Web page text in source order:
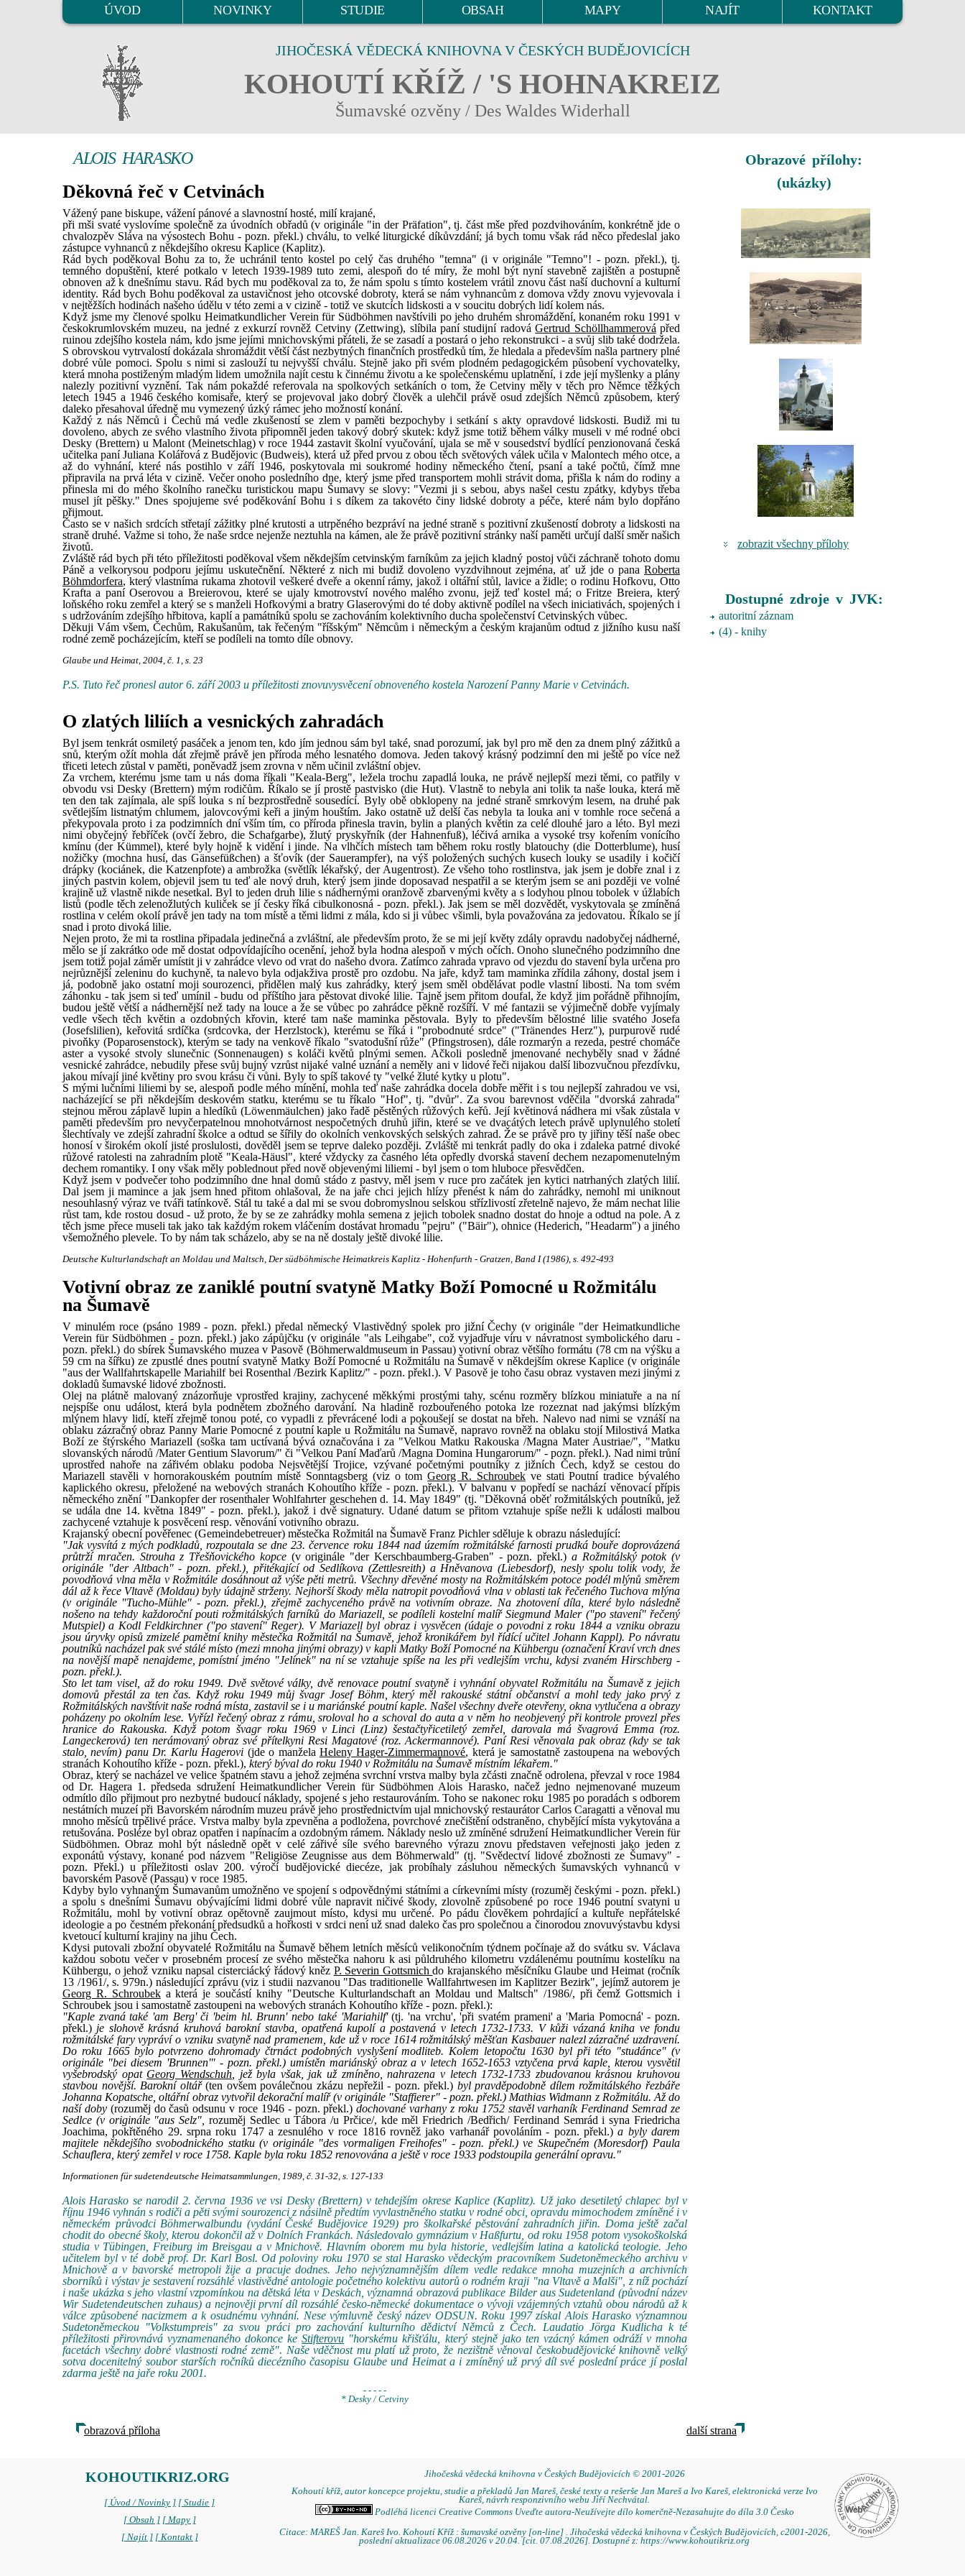
ÚVOD NOVINKY STUDIE OBSAH MAPY NAJÍT KONTAKT
JIHOČESKÁ VĚDECKÁ KNIHOVNA V ČESKÝCH BUDĚJOVICÍCH
KOHOUTÍ KŘÍŽ / 'S HOHNAKREIZ
Šumavské ozvěny / Des Waldes Widerhall
ALOIS HARASKO
Děkovná řeč v Cetvinách
Vážený pane biskupe, vážení pánové a slavnostní hosté, milí krajané,
při mši svaté vyslovíme společně za úvodních obřadů (v originále "in der Präfation", tj. část mše před pozdvihováním, konkrétně jde o
chvalozpěv Sláva na výsostech Bohu - pozn. překl.) chválu, to velké liturgické díkůvzdání; já bych tomu však rád něco předeslal jako
zástupce vyhnanců z někdejšího okresu Kaplice (Kaplitz).
Rád bych poděkoval Bohu za to, že uchránil tento kostel po celý čas druhého "temna" (i v originále "Temno"! - pozn. překl.), tj.
temného dopuštění, které potkalo v letech 1939-1989 tuto zemi, alespoň do té míry, že mohl být nyní stavebně zajištěn a postupně
obnoven až k dnešnímu stavu. Rád bych mu poděkoval za to, že nám spolu s tímto kostelem vrátil znovu část naší duchovní a kulturní
identity. Rád bych Bohu poděkoval za ustavičnost jeho otcovské dobroty, která se nám vyhnancům z domova vždy znovu vyjevovala i
v nejtěžších hodinách našeho údělu v této zemi a v cizině - totiž ve skutcích lidskosti a v soucitu dobrých lidí kolem nás.
Když jsme my členové spolku Heimatkundlicher Verein für Südböhmen navštívili po jeho druhém shromáždění, konaném roku 1991 v
českokrumlovském muzeu, na jedné z exkurzí rovněž Cetviny (Zettwing), slíbila paní studijní radováGertrud Schöllhammerová před
ruinou zdejšího kostela nám, kdo jsme jejími mnichovskými přáteli, že se zasadí a postará o jeho rekonstrukci - a svůj slib také dodržela.
S obrovskou vytrvalostí dokázala shromáždit větší část nezbytných finančních prostředků tím, že hledala a především našla partnery plné
dobré vůle pomoci. Spolu s nimi si zaslouží tu nejvyšší chválu. Stejně jako při svém plodném pedagogickém působení vychovatelky,
která mnoha postiženým mladým lidem umožnila najít cestu k činnému životu a ke společenskému uplatnění, i zde její myšlenky a plány
nalezly pozitivní vyznění. Tak nám pokaždé referovala na spolkových setkáních o tom, že Cetviny měly v těch pro Němce těžkých
letech 1945 a 1946 českého komisaře, který se projevoval jako dobrý člověk a ulehčil právě osud zdejších Němců způsobem, který
daleko přesahoval úředně mu vymezený úzký rámec jeho možností konání.
Každý z nás Němců i Čechů má vedle zkušeností se zlem v paměti bezpochyby i setkání s akty opravdové lidskosti. Budiž mi tu
dovoleno, abych ze svého vlastního života připomněl jeden takový dobrý skutek: když jsme totiž během války museli v mé rodné obci
Desky (Brettern) u Malont (Meinetschlag) v roce 1944 zastavit školní vyučování, ujala se mě v sousedství bydlící penzionovaná česká
učitelka paní Juliana Kolářová z Budějovic (Budweis), která už před prvou z obou těch světových válek učila v Malontech mého otce, a
až do vyhnání, které nás postihlo v září 1946, poskytovala mi soukromé hodiny německého čtení, psaní a také počtů, čímž mne
připravila na prvá léta v cizině. Večer onoho posledního dne, který jsme před transportem mohli strávit doma, přišla k nám do rodiny a
přinesla mi do mého školního ranečku turistickou mapu Šumavy se slovy: "Vezmi ji s sebou, abys našel cestu zpátky, kdybys třeba
musel jít pěšky." Dnes spojujeme své poděkování Bohu i s díkem za takovéto činy lidské dobroty a péče, které nám bylo dopřáno
přijmout.
Často se v našich srdcích střetají zážitky plné krutosti a utrpěného bezpráví na jedné straně s pozitivní zkušeností dobroty a lidskosti na
straně druhé. Važme si toho, že naše srdce nejenže neztuhla na kámen, ale že právě pozitivní stránky naší paměti určují další směr našich
životů.
Zvláště rád bych při této příležitosti poděkoval všem někdejším cetvinským farníkům za jejich kladný postoj vůči záchraně tohoto domu
Páně a velkorysou podporu jejímu uskutečnění. Některé z nich mi budiž dovoleno vyzdvihnout zejména, ať už jde o pana Roberta
Böhmdorfera, který vlastníma rukama zhotovil veškeré dveře a okenní rámy, jakož i oltářní stůl, lavice a židle; o rodinu Hofkovu, Otto
Krafta a paní Oserovou a Breierovou, které se ujaly kmotrovství nového malého zvonu, jejž teď kostel má; o Fritze Breiera, který
loňského roku zemřel a který se s manželi Hofkovými a bratry Glaserovými do té doby aktivně podílel na všech iniciativách, spojených i
s udržováním zdejšího hřbitova, kaplí a památníků spolu se zachováním kolektivního ducha společenství Cetvinských vůbec.
Děkuji Vám všem, Čechům, Rakušanům, tak řečeným "říšským" Němcům i německým a českým krajanům odtud z jižního kusu naší
rodné země pocházejícím, kteří se podíleli na tomto díle obnovy.
Glaube und Heimat, 2004, č. 1, s. 23
P.S. Tuto řeč pronesl autor 6. září 2003 u příležitosti znovuvysvěcení obnoveného kostela Narození Panny Marie v Cetvinách.
O zlatých liliích a vesnických zahradách
Byl jsem tenkrát osmiletý pasáček a jenom ten, kdo jím jednou sám byl také, snad porozumí, jak byl pro mě den za dnem plný zážitků a
snů, kterým ožít mohla dát zřejmě právě jen příroda mého lesnatého domova. Jeden takový krásný podzimní den mi ještě po více než
třiceti letech zůstal v paměti, poněvadž jsem zrovna v něm učinil zvláštní objev.
Za vrchem, kterému jsme tam u nás doma říkali "Keala-Berg", ležela trochu zapadlá louka, ne právě nejlepší mezi těmi, co patřily v
obvodu vsi Desky (Brettern) mým rodičům. Říkalo se jí prostě pastvisko (die Hut). Vlastně to nebyla ani tolik ta naše louka, která mě
ten den tak zajímala, ale spíš louka s ní bezprostředně sousedící. Byly obě obklopeny na jedné straně smrkovým lesem, na druhé pak
světlejším listnatým chlumem, jalovcovými keři a jiným houštím. Jako ostatně už delší čas nebyla ta louka ani v tomhle roce sečená a
překypovala proto i za podzimních dní vším tím, co příroda přinesla travin, bylin a planých květin za celé dlouhé jaro a léto. Byl mezi
nimi obyčejný řebříček (ovčí žebro, die Schafgarbe), žlutý pryskyřník (der Hahnenfuß), léčivá arnika a vysoké trsy kořením vonícího
kmínu (der Kümmel), které byly hojně k vidění i jinde. Na vlhčích místech tam během roku rostly blatouchy (die Dotterblume), husí
nožičky (mochna husí, das Gänsefüßchen) a šťovík (der Sauerampfer), na výš položených suchých kusech louky se usadily i kočičí
drápky (kociánek, die Katzenpfote) a ambrožka (světlík lékařský, der Augentrost). Ze všeho toho rostlinstva, jak jsem je dobře znal i z
jiných pastvin kolem, objevil jsem tu teď ale nový druh, který jsem jinde doposavad nespatřil a se kterým jsem se ani později ve volné
krajině už vlastně nikde nesetkal. Byl to jeden druh lilie s nádhernými oranžově zbarvenými květy a s lodyhou plnou tobolek v úžlabích
listů (podle těch zelenožlutých kuliček se jí česky říká cibulkonosná - pozn. překl.). Jak jsem se měl dozvědět, vyskytovala se zmíněná
rostlina v celém okolí právě jen tady na tom místě a těmi lidmi z mála, kdo si ji vůbec všimli, byla považována za jedovatou. Říkalo se jí
snad i proto divoká lilie.
Nejen proto, že mi ta rostlina připadala jedinečná a zvláštní, ale především proto, že se mi její květy zdály opravdu nadobyčej nádherné,
mělo se jí zakrátko ode mě dostat odpovídajícího ocenění, jehož byla hodna alespoň v mých očích. Onoho slunečného podzimního dne
jsem totiž pojal záměr umístit ji v zahrádce vlevo od vrat do našeho dvora. Zatímco zahrada vpravo od vjezdu do stavení byla určena pro
nejrůznější zeleninu do kuchyně, ta nalevo byla odjakživa prostě pro ozdobu. Na jaře, když tam maminka zřídila záhony, dostal jsem i
já, podobně jako ostatní moji sourozenci, přidělen malý kus zahrádky, který jsem směl obdělávat podle vlastní libosti. Na tom svém
záhonku - tak jsem si teď umínil - budu od příštího jara pěstovat divoké lilie. Tajně jsem přitom doufal, že když jim pořádně přihnojím,
budou ještě větší a nádhernější než tady na louce a že se vůbec po zahrádce pěkně rozšíří. V mé fantazii se výjimečně dobře vyjímaly
vedle všech těch květin a ozdobných křovin, které tam naše maminka pěstovala. Byly to především bělostné lilie svatého Josefa
(Josefslilien), keřovitá srdíčka (srdcovka, der Herzlstock), kterému se říká i "probodnuté srdce" ("Tränendes Herz"), purpurově rudé
pivoňky (Poparosenstock), kterým se tady na venkově říkalo "svatodušní růže" (Pfingstrosen), dále rozmarýn a rezeda, pestré chomáče
aster a vysoké stvoly slunečnic (Sonnenaugen) s koláči květů plnými semen. Ačkoli posledně jmenované nechyběly snad v žádné
vesnické zahrádce, nebudily přese svůj bujný vzrůst nijaké valné uznání a neměly ani v lidové řeči nijakou další libozvučnou přezdívku,
jakou mívají jiné květiny pro svou krásu či vůni. Byly to spíš takové ty "velké žluté kytky u plotu".
S mými lučními liliemi by se, alespoň podle mého mínění, mohla teď naše zahrádka docela dobře měřit i s tou nejlepší zahradou ve vsi,
nacházející se při někdejším deskovém statku, kterému se tu říkalo "Hof", tj. "dvůr". Za svou barevnost vděčila "dvorská zahrada"
stejnou měrou záplavě lupin a hledíků (Löwenmäulchen) jako řadě pěstěných růžových keřů. Její květinová nádhera mi však zůstala v
paměti především pro nevyčerpatelnou mnohotvárnost nespočetných druhů jiřin, které se ve dvacátých letech právě uplynulého století
šlechtívaly ve zdejší zahradní školce a odtud se šířily do okolních venkovských selských zahrad. Že se právě pro ty jiřiny těší naše obec
honosí v širokém okolí jisté proslulosti, dověděl jsem se teprve daleko později. Zvláště mi tenkrát padly do oka i zdaleka patrné divoké
růžové ratolesti na zahradním plotě "Keala-Häusl", které vždycky za časného léta opředly dvorská stavení dechem nezapomenutelným
dechem romantiky. I ony však měly poblednout před nově objevenými liliemi - byl jsem o tom hluboce přesvědčen.
Když jsem v podvečer toho podzimního dne hnal domů stádo z pastvy, měl jsem v ruce pro začátek jen kytici natrhaných zlatých lilií.
Dal jsem ji mamince a jak jsem hned přitom ohlašoval, že na jaře chci jejich hlízy přenést k nám do zahrádky, nemohl mi uniknout
nesouhlasný výraz ve tváři tatínkově. Stál tu také a dal mi se svou dobromyslnou selskou střízlivostí zřetelně najevo, že mám nechat lilie
růst tam, kde rostou dosud - už proto, že by se ze zahrádky mohla semena z jejich tobolek snadno dostat do hnoje a odtud na pole. A z
těch jsme přece museli tak jako tak každým rokem vláčením dostávat hromadu "pejru" ("Bäir"), ohnice (Hederich, "Headarm") a jiného
všemožného plevele. To by nám tak scházelo, aby se na ně dostaly ještě divoké lilie.
Deutsche Kulturlandschaft an Moldau und Maltsch, Der südböhmische Heimatkreis Kaplitz - Hohenfurth - Gratzen, Band I (1986), s. 492-493
Votivní obraz ze zaniklé poutní svatyně Matky Boží Pomocné u Rožmitálu
na Šumavě
V minulém roce (psáno 1989 - pozn. překl.) předal německý Vlastivědný spolek pro jižní Čechy (v originále "der Heimatkundliche
Verein für Südböhmen - pozn. překl.) jako zápůjčku (v originále "als Leihgabe", což vyjadřuje víru v návratnost symbolického daru -
pozn. překl.) do sbírek Šumavského muzea v Pasově (Böhmerwaldmuseum in Passau) votivní obraz většího formátu (78 cm na výšku a
59 cm na šířku) ze zpustlé dnes poutní svatyně Matky Boží Pomocné u Rožmitálu na Šumavě v někdejším okrese Kaplice (v originále
"aus der Wallfahrtskapelle Mariahilf bei Rosenthal /Bezirk Kaplitz/" - pozn. překl.). V Pasově je toho času obraz vystaven mezi jinými z
dokladů šumavské lidové zbožnosti.
Olej na plátně malovaný znázorňuje vprostřed krajiny, zachycené měkkými prostými tahy, scénu rozměry blízkou miniatuře a na ní
nejspíše onu událost, která byla podnětem zbožného darování. Na hladině rozbouřeného potoka lze rozeznat nad jakýmsi blízkým
mlýnem hlavy lidí, kteří zřejmě tonou poté, co vypadli z převrácené lodi a pokoušejí se dostat na břeh. Nalevo nad nimi se vznáší na
oblaku zázračný obraz Panny Marie Pomocné z poutní kaple u Rožmitálu na Šumavě, napravo rovněž na oblaku stojí Milostivá Matka
Boží ze štýrského Mariazell (soška tam uctívaná bývá označována i za "Velkou Matku Rakouska /Magna Mater Austriae/", "Matku
slovanských národů /Mater Gentium Slavorum/" či "Velkou Paní Maďarů /Magna Domina Hungarorum/" - pozn. překl.). Nad nimi trůní
uprostřed nahoře na zářivém oblaku podoba Nejsvětější Trojice, vzývané početnými poutníky z jižních Čech, když se cestou do
Mariazell stavěli v hornorakouském poutním místě Sonntagsberg (viz o tomGeorg R. Schroubekve stati Poutní tradice bývalého
kaplického okresu, přeložené na webových stranách Kohoutího kříže - pozn. překl.). V balvanu v popředí se nachází věnovací přípis
německého znění "Dankopfer der rosenthaler Wohlfahrter geschehen d. 14. May 1849" (tj. "Děkovná oběť rožmitálských poutníků, jež
se udála dne 14. května 1849" - pozn. překl.), jakož i dvě signatury. Udané datum se přitom vztahuje spíše nežli k události malbou
zachycené vztahuje k posvěcení resp. věnování votivního obrazu.
Krajanský obecní pověřenec (Gemeindebetreuer) městečka Rožmitál na Šumavě Franz Pichler sděluje k obrazu následující:
"Jak vysvítá z mých podkladů, rozpoutala se dne 23. července roku 1844 nad územím rožmitálské farnosti prudká bouře doprovázená
průtrží mračen. Strouha z Třešňovického kopce (v originále "der Kerschbaumberg-Graben" - pozn. překl.) a Rožmitálský potok (v
originále "der Altbach" - pozn. překl.), přitékající od Sedlíkova (Zettlesreith) a Hněvanova (Liebesdorf), nesly spolu tolik vody, že
povodňová vlna měla v Rožmitále dosáhnout až výše pěti metrů. Všechny dřevěné mosty na Rožmitálském potoce podél mlýnů směrem
dál až k řece Vltavě (Moldau) byly údajně strženy. Nejhorší škody měla natropit povodňová vlna v oblasti tak řečeného Tuchova mlýna
(v originále "Tucho-Mühle" - pozn. překl.), zřejmě zachyceného právě na votivním obraze. Na zhotovení díla, které bylo následně
nošeno na tehdy každoroční pouti rožmitálských farníků do Mariazell, se podíleli kostelní malíř Siegmund Maler ("po stavení" řečený
Mutspiel) a Kodl Feldkirchner ("po stavení" Reger). V Mariazell byl obraz i vysvěcen (údaje o povodni z roku 1844 a vzniku obrazu
jsou úryvky opisů zmizelé pamětní knihy městečka Rožmitál na Šumavě, jehož kronikářem byl řídící učitel Johann Kappl). Po návratu
poutníků nacházel pak své stálé místo (mezi mnoha jinými obrazy) v kapli Matky Boží Pomocné na Kühbergu (označení Kraví vrch dnes
na novější mapě nenajdeme, pomístní jméno "Jelínek" na ní se vztahuje spíše na les při vedlejším vrchu, kdysi zvaném Hirschberg -
pozn. překl.).
Sto let tam visel, až do roku 1949. Dvě světové války, dvě renovace poutní svatyně i vyhnání obyvatel Rožmitálu na Šumavě z jejich
domovů přestál za ten čas. Když roku 1949 můj švagr Josef Böhm, který měl rakouské státní občanství a mohl tedy jako prvý z
Rožmitálských navštívit naše rodná místa, zastavil se i u mariánské poutní kaple. Našel všechny dveře otevřeny, okna vytlučena a obrazy
poházeny po okolním lese. Vyřízl řečený obraz z rámu, sroloval ho a schoval do auta a v něm ho neobjevený při kontrole provezl přes
hranice do Rakouska. Když potom švagr roku 1969 v Linci (Linz) šestačtyřicetiletý zemřel, darovala má švagrová Emma (roz.
Langeckerová) ten nerámovaný obraz své přítelkyni Resi Magatové (roz. Ackermannové). Paní Resi věnovala pak obraz (kdy se tak
stalo, nevím) panu Dr. Karlu Hagerovi (jde o manžela Heleny Hager-Zimmermannové, která je samostatně zastoupena na webových
stranách Kohoutího kříže - pozn. překl.), který býval do roku 1940 v Rožmitálu na Šumavě místním lékařem."
Obraz, který se nacházel ve velice špatném stavu a jehož zejména svrchní vrstva malby byla zčásti značně odrolena, převzal v roce 1984
od Dr. Hagera 1. předseda sdružení Heimatkundlicher Verein für Südböhmen Alois Harasko, načež jedno nejmenované muzeum
odmítlo dílo přijmout pro nezbytné budoucí náklady, spojené s jeho restaurováním. Toho se nakonec roku 1985 po poradách s odborem
nestátních muzeí při Bavorském národním muzeu právě jeho prostřednictvím ujal mnichovský restaurátor Carlos Caragatti a věnoval mu
mnoho měsíců trpělivé práce. Vrstva malby byla zpevněna a podložena, povrchové znečištění odstraněno, chybějící místa vykytována a
retušována. Posléze byl obraz opatřen i napínacím a ozdobným rámem. Náklady neslo už zmíněné sdružení Heimatkundlicher Verein für
Südböhmen. Obraz mohl být následně opět v celé zářivé síle svého barevného výrazu znovu představen veřejnosti jako jeden z
exponátů výstavy, konané pod názvem "Religiöse Zeugnisse aus dem Böhmerwald" (tj. "Svědectví lidové zbožnosti ze Šumavy" -
pozn. Překl.) u příležitosti oslav 200. výročí budějovické diecéze, jak probíhaly zásluhou německých šumavských vyhnanců v
bavorském Pasově (Passau) v roce 1985.
Kdyby bylo vyhnaným Šumavanům umožněno ve spojení s odpovědnými státními a církevními místy (rozuměj českými - pozn. překl.)
a spolu s dnešními Šumavu obývajícími lidmi dobré vůle napravit ničivé škody, zlovolně způsobené po roce 1946 poutní svatyni u
Rožmitálu, mohl by votivní obraz opětovně zaujmout místo, kdysi mu určené. Po pádu člověkem pohrdající a kultuře nepřátelské
ideologie a po čestném překonání předsudků a hořkosti v srdci není už snad daleko čas pro společnou a činorodou znovuvýstavbu kdysi
kvetoucí kulturní krajiny na jihu Čech.
Kdysi putovali zbožní obyvatelé Rožmitálu na Šumavě během letních měsíců velikonočním týdnem počínaje až do svátku sv. Václava
každou sobotu večer v prosebném procesí ze svého městečka nahoru k asi půldruhého kilometru vzdálenému poutnímu kostelíku na
Kühbergu, o jehož vzniku napsal cisterciácký řádový kněz P. Severin Gottsmichdo krajanského měsíčníku Glaube und Heimat (ročník
13 /1961/, s. 979n.) následující zprávu (viz i studii nazvanou "Das traditionelle Wallfahrtwesen im Kaplitzer Bezirk", jejímž autorem je
Georg R. Schroubeka která je součástí knihy "Deutsche Kulturlandschaft an Moldau und Maltsch" /1986/, při čemž Gottsmich i
Schroubek jsou i samostatně zastoupeni na webových stranách Kohoutího kříže - pozn. překl.):
"Kaple zvaná také 'am Berg' či 'beim hl. Brunn' nebo také 'Mariahilf'(tj. 'na vrchu', 'při svatém prameni' a 'Maria Pomocná' - pozn.
překl.) je slohově krásná kruhová barokní stavba, opatřená kupolí a postavená v letech 1732-1733. V kůži vázaná kniha ve fondu
rožmitálské fary vypráví o vzniku svatyně nad pramenem, kde už v roce 1614 rožmitálský měšťan Kasbauer nalezl zázračné uzdravení.
Do roku 1665 bylo potvrzeno dohromady čtrnáct podobných vyslyšení modliteb. Kolem letopočtu 1630 byl při této "studánce" (v
originále "bei diesem 'Brunnen'" - pozn. překl.) umístěn mariánský obraz a v letech 1652-1653 vztyčena prvá kaple, kterou vysvětil
vyšebrodský opat Georg Wendschuh, jež byla však, jak už zmíněno, nahrazena v letech 1732-1733 zbudovanou krásnou kruhovou
stavbou novější. Barokní oltář(ten ovšem poválečnou zkázu nepřežil - pozn. překl.) byl pravděpodobně dílem rožmitálského řezbáře
Johanna Kopatsche, oltářní obraz vytvořil dekorační malíř (v originále "Staffierer" - pozn. překl.) Mathias Widmann z Rožmitálu. Až do
naší doby (rozuměj do časů odsunu v roce 1946 - pozn. překl.)dochované varhany z roku 1752 stavěl varhaník Ferdinand Semrad ze
Sedlce (v originále "aus Selz", rozuměj Sedlec u Tábora /u Prčice/, kde měl Friedrich /Bedřich/ Ferdinand Semrád i syna Friedricha
Joachima, pokřtěného 29. srpna roku 1747 a zesnulého v roce 1816 rovněž jako varhanář povoláním - pozn. překl.)a byly darem
majitele někdejšího svobodnického statku (v originále "des vormaligen Freihofes" - pozn. překl.) ve Skupečném (Moresdorf) Paula
Schauflera, který zemřel v roce 1758. Kaple byla roku 1852 renovována a ještě v roce 1933 podstoupila generální opravu."
Informationen für sudetendeutsche Heimatsammlungen, 1989, č. 31-32, s. 127-133
Alois Harasko se narodil 2. června 1936 ve vsi Desky (Brettern) v tehdejším okrese Kaplice (Kaplitz). Už jako desetiletý chlapec byl v
říjnu 1946 vyhnán s rodiči a pěti svými sourozenci z násilně předtím vyvlastněného statku v rodné obci, opravdu mimochodem zmíněné i v
německém průvodci Böhmerwalbundu (vydání České Budějovice 1929) pro školkařské pěstování zahradních jiřin. Doma ještě začal
chodit do obecné školy, kterou dokončil až v Dolních Frankách. Následovalo gymnázium v Haßfurtu, od roku 1958 potom vysokoškolská
studia v Tübingen, Freiburg im Breisgau a v Mnichově. Hlavním oborem mu byla historie, vedlejším latina a katolická teologie. Jeho
učitelem byl v té době prof. Dr. Karl Bosl. Od poloviny roku 1970 se stal Harasko vědeckým pracovníkem Sudetoněmeckého archivu v
Mnichově a v bavorské metropoli žije a pracuje dodnes. Jeho nejvýznamnějším dílem vedle redakce mnoha muzejních a archivních
sborníků i výstav je sestavení rozsáhlé vlastivědné antologie početného kolektivu autorů o rodném kraji "na Vltavě a Malši", z níž pochází
i naše ukázka s jeho vlastní vzpomínkou na dětská léta v Deskách, významná obrazová publikace Bilder aus Sudetenland (původní název
Wir Sudetendeutschen zuhaus) a nejnověji první díl rozsáhlé česko-německé dokumentace o vývoji vzájemných vztahů obou národů až k
válce způsobené nacizmem a k osudnému vyhnání. Nese výmluvně český název ODSUN. Roku 1997 získal Alois Harasko významnou
Sudetoněmeckou "Volkstumpreis" za svou práci pro zachování kulturního dědictví Němců z Čech. Laudatio Jörga Kudlicha k té
příležitosti přirovnává vyznamenaného dokonce keStifterovu "horskému křišťálu, který stejně jako ten vzácný kámen odráží v mnoha
facetách všechny dobré vlastnosti rodné země". Naše vděčnost mu platí už proto, že nezištně věnoval českobudějovické knihovně velký
sotva docenitelný soubor starších ročníků diecézního časopisu Glaube und Heimat a i zmíněný už prvý díl své poslední práce jí poslal
zdarma ještě na jaře roku 2001.
- - - - -
* Desky / Cetviny
Obrazové přílohy:
(ukázky)
zobrazit všechny přílohy
Dostupné zdroje v JVK:
autoritní záznam
(4) - knihy
obrazová příloha další strana
KOHOUTIKRIZ.ORG
[ Úvod / Novinky ] [ Studie ]
[ Obsah ] [ Mapy ]
[ Najít ] [ Kontakt ]
Jihočeská vědecká knihovna v Českých Budějovicích © 2001-2026
Kohoutí kříž, autor koncepce projektu, studie a překladů Jan Mareš, české texty a rešerše Jan Mareš a Ivo Kareš, elektronická verze Ivo
Kareš, návrh responzivního webu Jiří Nechvátal.
Podléhá licenci Creative Commons Uveďte autora-Neužívejte dílo komerčně-Nezasahujte do díla 3.0 Česko
Citace: MAREŠ Jan. Kareš Ivo. Kohoutí Kříž : šumavské ozvěny [on-line] . Jihočeská vědecká knihovna v Českých Budějovicích, c2001-2026,
poslední aktualizace 06.08.2026 v 20.04. [cit. 07.08.2026]. Dostupné z: https://www.kohoutikriz.org